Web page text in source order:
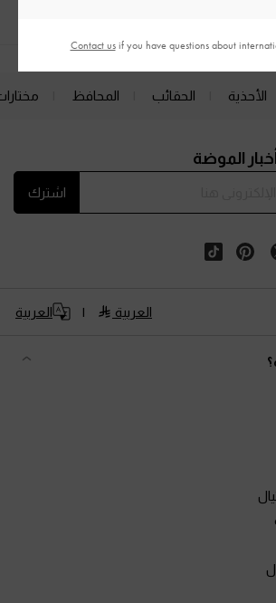
الأحذية الحقائب المحافظ
الموضة
اشترك
العربية العربية
Contact usif you have questions about